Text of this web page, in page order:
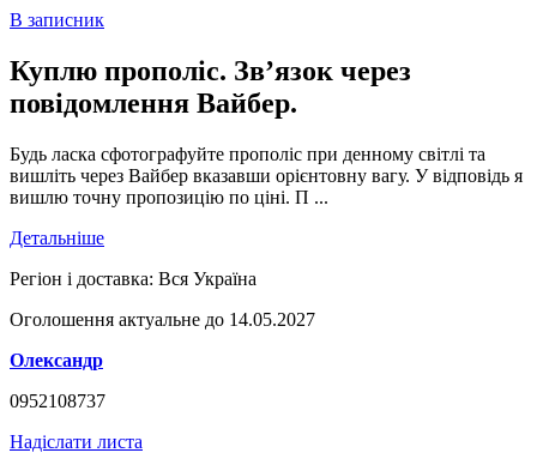
В записник
Куплю прополіс. Звʼязок через
повідомлення Вайбер.
Будь ласка сфотографуйте прополіс при денному світлі та
вишліть через Вайбер вказавши орієнтовну вагу. У відповідь я
вишлю точну пропозицію по ціні. П ...
Детальніше
Регіон і доставка: Вся Україна
Оголошення актуальне до 14.05.2027
Олександр
0952108737
Надіслати листа